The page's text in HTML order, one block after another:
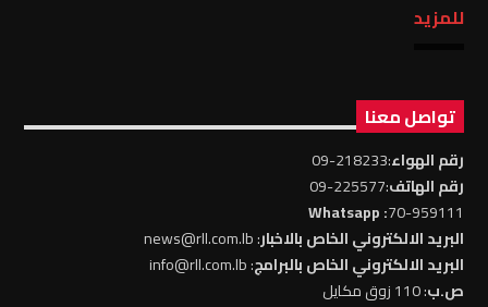
للمزيد
تواصل معنا
رقم الهواء:218233-09
رقم الهاتف:225577-09
70-959111
: Whatsapp
البريد الالكتروني الخاص بالاخبار: news@rll.com.lb
البريد الالكتروني الخاص بالبرامج: info@rll.com.lb
ص.ب: 110 زوق مكايل